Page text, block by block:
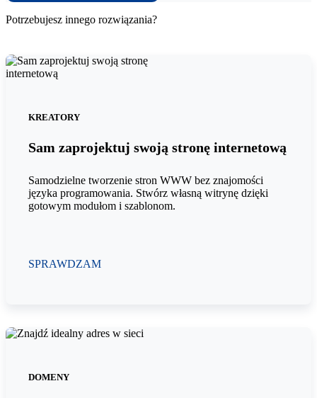
Potrzebujesz innego rozwiązania?
KREATORY
Sam zaprojektuj swoją stronę internetową
Samodzielne tworzenie stron WWW bez znajomości
języka programowania. Stwórz własną witrynę dzięki
gotowym modułom i szablonom.
SPRAWDZAM
DOMENY